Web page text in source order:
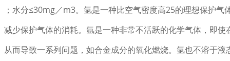
；水分≤30mg／m3。氩是一种比空气密度高25的理想保护气
减少保护气体的消耗。氩是一种非常不活跃的化学气体，即
从而导致一系列问题，如合金成分的氧化燃烧。氩也不溶于